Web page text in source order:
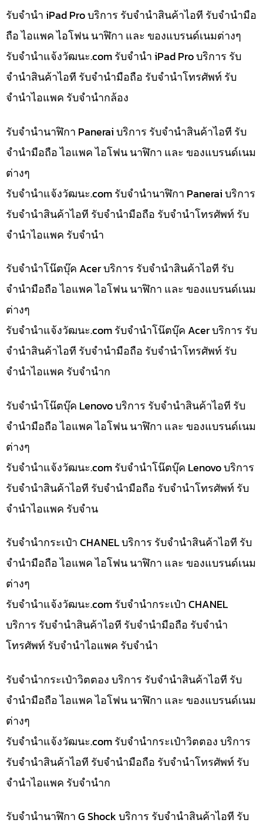
รับจำนำ iPad Pro บริการ รับจำนำสินค้าไอที รับจำนำมือ
ถือ ไอแพค ไอโฟน นาฬิกา และ ของแบรนด์เนมต่างๆ
รับจํานําแจ้งวัฒนะ.com รับจำนำ iPad Pro บริการ รับ
จำนำสินค้าไอที รับจำนำมือถือ รับจำนำโทรศัพท์ รับ
จำนำไอแพค รับจำนำกล้อง
รับจำนำนาฬิกา Panerai บริการ รับจำนำสินค้าไอที รับ
จำนำมือถือ ไอแพค ไอโฟน นาฬิกา และ ของแบรนด์เนม
ต่างๆ
รับจํานําแจ้งวัฒนะ.com รับจำนำนาฬิกา Panerai บริการ
รับจำนำสินค้าไอที รับจำนำมือถือ รับจำนำโทรศัพท์ รับ
จำนำไอแพค รับจำนำ
รับจำนำโน๊ตบุ๊ค Acer บริการ รับจำนำสินค้าไอที รับ
จำนำมือถือ ไอแพค ไอโฟน นาฬิกา และ ของแบรนด์เนม
ต่างๆ
รับจํานําแจ้งวัฒนะ.com รับจำนำโน๊ตบุ๊ค Acer บริการ รับ
จำนำสินค้าไอที รับจำนำมือถือ รับจำนำโทรศัพท์ รับ
จำนำไอแพค รับจำนำก
รับจำนำโน๊ตบุ๊ค Lenovo บริการ รับจำนำสินค้าไอที รับ
จำนำมือถือ ไอแพค ไอโฟน นาฬิกา และ ของแบรนด์เนม
ต่างๆ
รับจํานําแจ้งวัฒนะ.com รับจำนำโน๊ตบุ๊ค Lenovo บริการ
รับจำนำสินค้าไอที รับจำนำมือถือ รับจำนำโทรศัพท์ รับ
จำนำไอแพค รับจำน
รับจำนำกระเป๋า CHANEL บริการ รับจำนำสินค้าไอที รับ
จำนำมือถือ ไอแพค ไอโฟน นาฬิกา และ ของแบรนด์เนม
ต่างๆ
รับจํานําแจ้งวัฒนะ.com รับจำนำกระเป๋า CHANEL
บริการ รับจำนำสินค้าไอที รับจำนำมือถือ รับจำนำ
โทรศัพท์ รับจำนำไอแพค รับจำนำ
รับจำนำกระเป๋าวิตตอง บริการ รับจำนำสินค้าไอที รับ
จำนำมือถือ ไอแพค ไอโฟน นาฬิกา และ ของแบรนด์เนม
ต่างๆ
รับจํานําแจ้งวัฒนะ.com รับจำนำกระเป๋าวิตตอง บริการ
รับจำนำสินค้าไอที รับจำนำมือถือ รับจำนำโทรศัพท์ รับ
จำนำไอแพค รับจำนำก
รับจำนำนาฬิกา G Shock บริการ รับจำนำสินค้าไอที รับ